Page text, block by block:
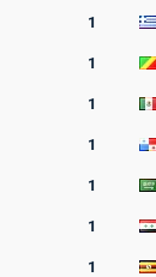
1
1
1
1
1
1
1